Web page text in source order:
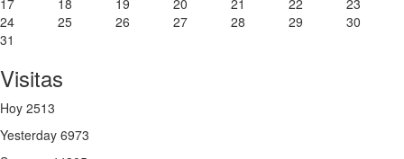
24
25 26 27 28 29
30
31
Visitas
Hoy 2513
Yesterday 6973